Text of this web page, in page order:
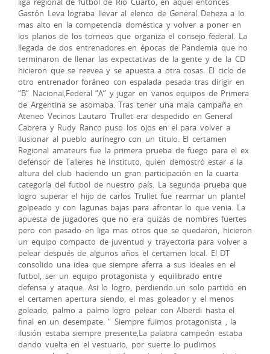
Gastón Leva lograba llevar al elenco de General Deheza a lo
mas alto en la competencia doméstica y volver a poner en
los planos de los torneos que organiza el consejo federal. La
llegada de dos entrenadores en épocas de Pandemia que no
terminaron de llenar las expectativas de la gente y de la CD
hicieron que se reevea y se apuesta a otra cosas. El ciclo de
otro entrenador foráneo con espalada pesada tras dirigir en
“B” Nacional,Federal “A” y jugar en varios equipos de Primera
de Argentina se asomaba. Tras tener una mala campaña en
Ateneo Vecinos Lautaro Trullet era despedido en General
Cabrera y Rudy Ranco puso los ojos en el para volver a
ilusionar al pueblo aurinegro con un titulo. El certamen
Regional amateurs fue la primera prueba de fuego para el ex
defensor de Talleres he Instituto, quien demostró estar a la
altura del club haciendo un gran participación en la cuarta
categoría del futbol de nuestro país. La segunda prueba que
logro superar el hijo de carlos Trullet fue rearmar un plantel
golpeado y con lagunas bajas para afrontar lo que venia. La
apuesta de jugadores que no era quizás de nombres fuertes
pero con pasado en liga mas otros que se quedaron, hicieron
un equipo compacto de juventud y trayectoria para volver a
pelear después de algunos años el certamen local. El DT
consolido una idea que siempre aferra a sus ideales en el
futbol, ser un equipo protagonista y equilibrado entre
defensa y ataque. Asi lo logro, perdiendo un solo partido en
el certamen apertura siendo, el mas goleador y el menos
goleado, palmo a palmo logro pelear con Alberdi hasta el
final en un desempate. “ Siempre fuimos protagonista , la
ilusión estaba siempre presente,La palabra campeón estaba
dando vuelta en el vestuario, por suerte lo pudimos